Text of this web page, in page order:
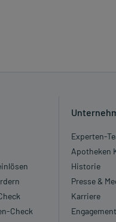
Check
Experten-
Apotheken
Historie
Presse &
Karriere
Engagement